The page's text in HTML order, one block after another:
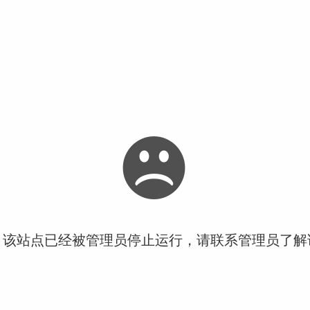
站点已经被管理员停止运行，请联系管理员了